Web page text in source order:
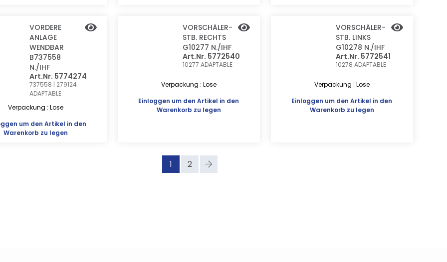
VORDERE
ANLAGE
WENDBAR
B737558
N./IHF
Art.Nr. 5774274
737558 | 279124
ADAPTABLE
Verpackung : Lose
um den Artikel in den
Warenkorb zu legen
VORSCHÄLER-
STB. RECHTS
G10277 N./IHF
Art.Nr. 5772540
10277 ADAPTABLE
Verpackung : Lose
Einloggen um den Artikel in den
Warenkorb zu legen
VORSCHÄLER-
STB. LINKS
G10278 N./IHF
Art.Nr. 5772541
10278 ADAPTABLE
Verpackung : Lose
Einloggen um den Artikel in den
Warenkorb zu legen
1 2